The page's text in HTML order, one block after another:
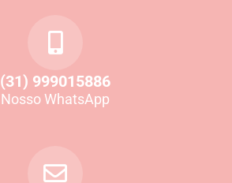
(31) 999015886
Nosso WhatsApp